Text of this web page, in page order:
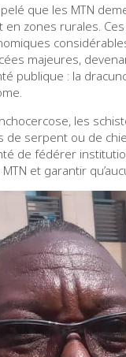
que les MTN
zones rurales.
majeures,
publique : la
les
serpent ou de
de fédérer
et garantir